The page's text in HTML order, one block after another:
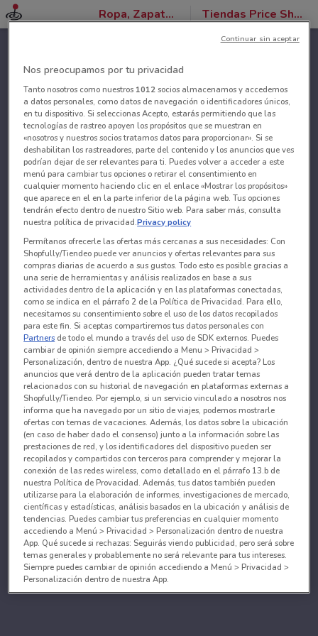
Ropa, Zapatos y Accesorios Tiendas Price Shoes
Nos preocupamos por tu privacidad
Tanto nosotros como nuestros 1012socios almacenamos y accedemos
a datos personales, como datos de navegación o identificadores únicos,
en tu dispositivo. Si seleccionas Acepto, estarás permitiendo que las
tecnologías de rastreo apoyen los propósitos que se muestran en
«nosotros y nuestros socios tratamos datos para proporcionar». Si se
deshabilitan los rastreadores, parte del contenido y los anuncios que ves
podrían dejar de ser relevantes para ti. Puedes volver a acceder a este
menú para cambiar tus opciones o retirar el consentimiento en
cualquier momento haciendo clic en el enlace «Mostrar los propósitos»
que aparece en el en la parte inferior de la página web. Tus opciones
tendrán efecto dentro de nuestro Sitio web. Para saber más, consulta
nuestra política de privacidad.Privacy policy
Permítanos ofrecerle las ofertas más cercanas a sus necesidades: Con
Shopfully/Tiendeo puede ver anuncios y ofertas relevantes para sus
compras diarias de acuerdo a sus gustos. Todo esto es posible gracias a
una serie de herramientas y análisis realizados en base a sus
actividades dentro de la aplicación y en las plataformas conectadas,
como se indica en el párrafo 2 de la Política de Privacidad. Para ello,
necesitamos su consentimiento sobre el uso de los datos recopilados
para este fin. Si aceptas compartiremos tus datos personales con
Partners de todo el mundo a través del uso de SDK externos. Puedes
cambiar de opinión siempre accediendo a Menu > Privacidad >
Personalización, dentro de nuestra App. ¿Qué sucede si acepta? Los
anuncios que verá dentro de la aplicación pueden tratar temas
relacionados con su historial de navegación en plataformas externas a
Shopfully/Tiendeo. Por ejemplo, si un servicio vinculado a nosotros nos
informa que ha navegado por un sitio de viajes, podemos mostrarle
ofertas con temas de vacaciones. Además, los datos sobre la ubicación
(en caso de haber dado el consenso) junto a la información sobre las
prestaciones de red, y los identificadores del dispositivo pueden ser
recopilados y compartidos con terceros para comprender y mejorar la
conexión de las redes wireless, como detallado en el párrafo 13.b de
nuestra Política de Provacidad. Además, tus datos también pueden
utilizarse para la elaboración de informes, investigaciones de mercado,
científicas y estadísticas, análisis basados en la ubicación y análisis de
tendencias. Puedes cambiar tus preferencias en cualquier momento
accediendo a Menú > Privacidad > Personalización dentro de nuestra
App. Qué sucede si rechazas: Seguirás viendo publicidad, pero será sobre
temas generales y probablemente no será relevante para tus intereses.
Siempre puedes cambiar de opinión accediendo a Menú > Privacidad >
Personalización dentro de nuestra App.
Continuar sin aceptar